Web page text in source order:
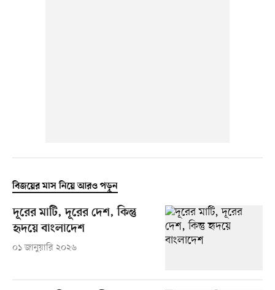
বিজয়ের মাস নিয়ে আরও পড়ুন
দূরের মাটি, দূরের দেশ, কিন্তু
হৃদয়ে বাংলাদেশ
০১ জানুয়ারি ২০২৬